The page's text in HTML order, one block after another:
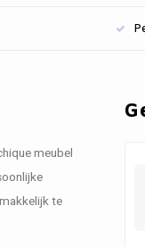
meubel
te